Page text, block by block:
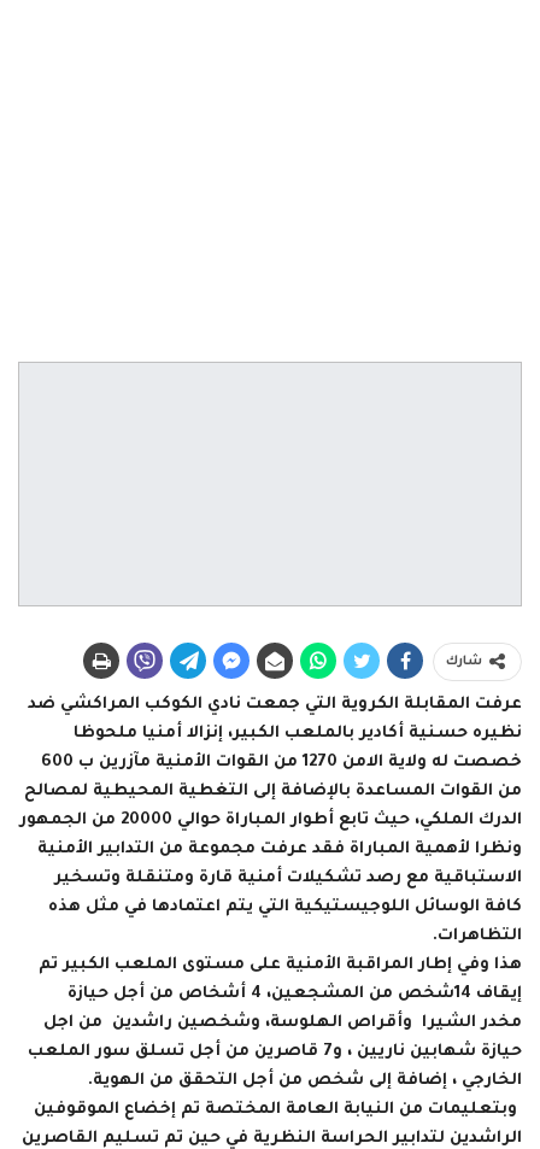
شارك
عرفت المقابلة الكروية التي جمعت نادي الكوكب المراكشي ضد
نظيره حسنية أكادير بالملعب الكبير، إنزالا أمنيا ملحوظا
خصصت له ولاية الامن 1270 من القوات الأمنية مآزرين ب 600
من القوات المساعدة بالإضافة إلى التغطية المحيطية لمصالح
الدرك الملكي، حيث تابع أطوار المباراة حوالي 20000 من الجمهور
ونظرا لأهمية المباراة فقد عرفت مجموعة من التدابير الأمنية
الاستباقية مع رصد تشكيلات أمنية قارة ومتنقلة وتسخير
كافة الوسائل اللوجيستيكية التي يتم اعتمادها في مثل هذه
التظاهرات.
هذا وفي إطار المراقبة الأمنية على مستوى الملعب الكبير تم
إيقاف 14شخص من المشجعين، 4 أشخاص من أجل حيازة
مخدر الشيرا وأقراص الهلوسة، وشخصين راشدين من اجل
حيازة شهابين ناريين ، و7 قاصرين من أجل تسلق سور الملعب
الخارجي ، إضافة إلى شخص من أجل التحقق من الهوية.
وبتعليمات من النيابة العامة المختصة تم إخضاع الموقوفين
الراشدين لتدابير الحراسة النظرية في حين تم تسليم القاصرين